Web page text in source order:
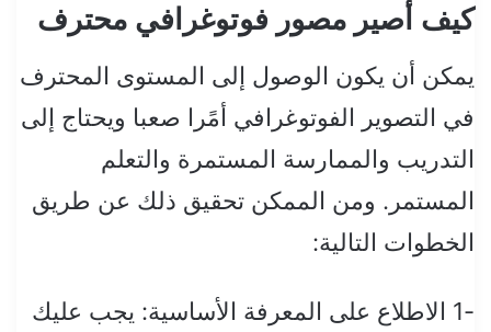
كيف أصير مصور فوتوغرافي محترف
يمكن أن يكون الوصول إلى المستوى المحترف
في التصوير الفوتوغرافي أمًرا صعبا ويحتاج إلى
التدريب والممارسة المستمرة والتعلم
المستمر. ومن الممكن تحقيق ذلك عن طريق
الخطوات التالية:
-1 الاطلاع على المعرفة الأساسية: يجب عليك